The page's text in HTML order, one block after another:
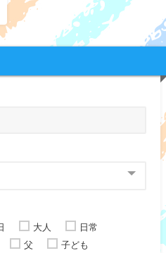
大人
日常
父
子ども